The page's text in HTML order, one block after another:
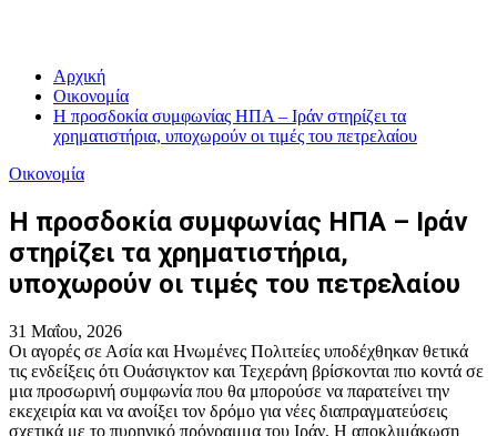
Αρχική
Οικονομία
Η προσδοκία συμφωνίας ΗΠΑ – Ιράν στηρίζει τα
χρηματιστήρια, υποχωρούν οι τιμές του πετρελαίου
Οικονομία
Η προσδοκία συμφωνίας ΗΠΑ – Ιράν
στηρίζει τα χρηματιστήρια,
υποχωρούν οι τιμές του πετρελαίου
31 Μαΐου, 2026
Οι αγορές σε Ασία και Ηνωμένες Πολιτείες υποδέχθηκαν θετικά
τις ενδείξεις ότι Ουάσιγκτον και Τεχεράνη βρίσκονται πιο κοντά σε
μια προσωρινή συμφωνία που θα μπορούσε να παρατείνει την
εκεχειρία και να ανοίξει τον δρόμο για νέες διαπραγματεύσεις
σχετικά με το πυρηνικό πρόγραμμα του Ιράν. Η αποκλιμάκωση